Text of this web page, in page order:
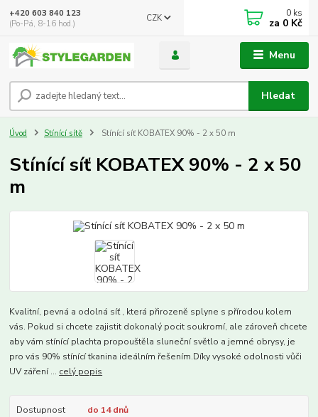
Menu
CZK
Hledat
+420 603 840 123
(Po-Pá, 8-16 hod.)
0 ks
za 0 Kč
Úvod Stínící sítě Stínící síť KOBATEX 90% - 2 x 50 m
Stínící síť KOBATEX 90% - 2 x 50
m
Kvalitní, pevná a odolná síť , která přirozeně splyne s přírodou kolem
vás. Pokud si chcete zajistit dokonalý pocit soukromí, ale zároveň chcete
aby vám stínící plachta propouštěla ​​sluneční světlo a jemné obrysy, je
pro vás 90% stínící tkanina ideálním řešením.Díky vysoké odolnosti vůči
UV záření ... celý popis
Dostupnost
do 14 dnů